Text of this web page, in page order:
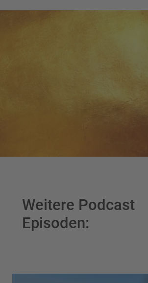
Weitere Podcast
Episoden: